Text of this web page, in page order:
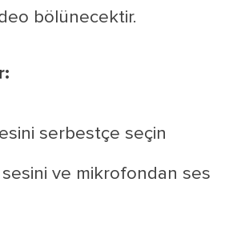
bölünecektir.
serbestçe seçin
ve mikrofondan ses